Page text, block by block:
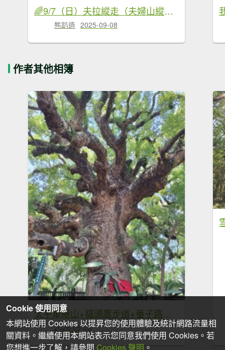
🌈9/7（日）夫拉縱走（夫婦山縱走拉拉山）✨FB：熊熊趴爬走🌈
熊趴造 2025-09-08
作者其他相簿
太平車籠山+貓頭鷹步道+番子路山+豬槽山20260502
2026-05-03
Cookie 使用同意
本網站使用 Cookies 以提昇您的使用體驗及統計網路流量相
關資料。繼續使用本網站表示您同意我們使用 Cookies。若
您想進一步了解，請參閱 Cookies 聲明 。